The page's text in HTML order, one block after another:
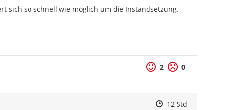
sich so schnell wie möglich um die Instandsetzung.
2 0
Zeitpunkt des
Zeitpunkt des
12 StdZur Äußerung